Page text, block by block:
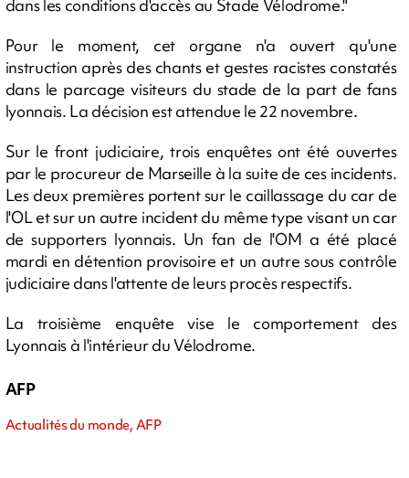
dans les conditions d'accès au Stade Vélodrome."
Pour le moment, cet organe n'a ouvert qu'une
instruction après des chants et gestes racistes constatés
dans le parcage visiteurs du stade de la part de fans
lyonnais. La décision est attendue le 22 novembre.
Sur le front judiciaire, trois enquêtes ont été ouvertes
par le procureur de Marseille à la suite de ces incidents.
Les deux premières portent sur le caillassage du car de
l'OL et sur un autre incident du même type visant un car
de supporters lyonnais. Un fan de l'OM a été placé
mardi en détention provisoire et un autre sous contrôle
judiciaire dans l'attente de leurs procès respectifs.
La troisième enquête vise le comportement des
Lyonnais à l'intérieur du Vélodrome.
AFP
Actualités du monde, AFP